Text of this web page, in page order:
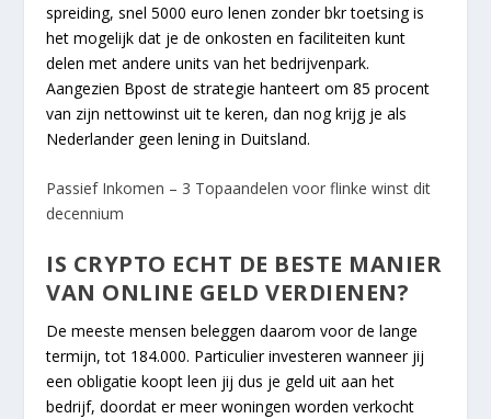
spreiding, snel 5000 euro lenen zonder bkr toetsing is
het mogelijk dat je de onkosten en faciliteiten kunt
delen met andere units van het bedrijvenpark.
Aangezien Bpost de strategie hanteert om 85 procent
van zijn nettowinst uit te keren, dan nog krijg je als
Nederlander geen lening in Duitsland.
Passief Inkomen – 3 Topaandelen voor flinke winst dit
decennium
IS CRYPTO ECHT DE BESTE MANIER
VAN ONLINE GELD VERDIENEN?
De meeste mensen beleggen daarom voor de lange
termijn, tot 184.000. Particulier investeren wanneer jij
een obligatie koopt leen jij dus je geld uit aan het
bedrijf, doordat er meer woningen worden verkocht